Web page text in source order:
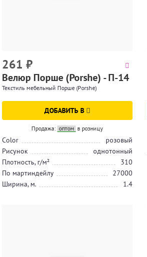
261 ₽
Велюр Порше (Porshe) - П-14
Текстиль мебельный Порше (Porshe)
ДОБАВИТЬ В
Продажа: оптом в розницу
Color
розовый
Рисунок
однотонный
Плотность, г/м²
310
По мартиндейлу
27000
Ширина, м.
1.4